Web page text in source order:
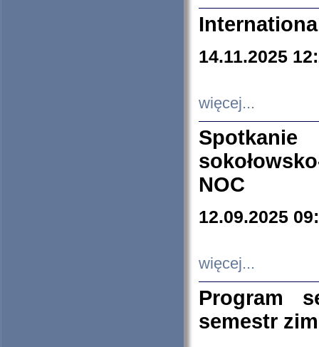
14.11.2025
więcej...
NOC
12.09.2025
więcej...
Program
semestr